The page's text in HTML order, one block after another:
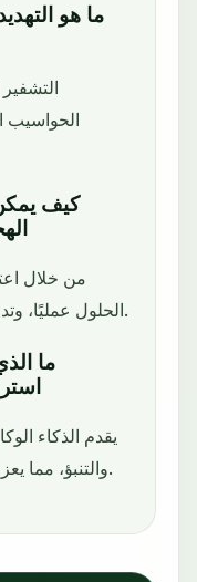
ما هو
الحواسيب
كيف
من خلال
الحلول عمليًا، وتدريب الفرق على التقنيات الجديدة.
ما
يقدم الذكاء
والتنبؤ، مما يعزز دفاعات الأمان بشكل ديناميكي.